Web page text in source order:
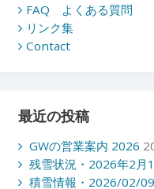
FAQ よくある質問
リンク集
Contact
最近の投稿
GWの営業案内 2026
残雪状況・2026年2月
積雪情報・2026/02/